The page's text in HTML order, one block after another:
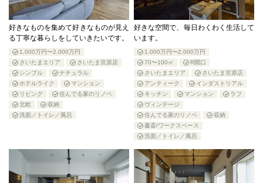
好きなものを集めて好きなものが見え
る丁寧な暮らしをしていきたいです。
1,000万円〜2,000万円
さいたまエリア
さいたま宮原店
シンプル
ナチュラル
ホテルライク
マンション
リビング
住んでる家のリノベ
北欧
収納
洗面／トイレ／風呂
好きな空間で、毎日わくわく生活して
います。
1,000万円〜2,000万円
70〜100㎡
R開口
さいたまエリア
さいたま宮原店
アンティーク
インダストリアル
キッチン
マンション
ラフ
ヴィンテージ
住んでる家のリノベ
収納
書斎/ワークスペース
洗面／トイレ／風呂